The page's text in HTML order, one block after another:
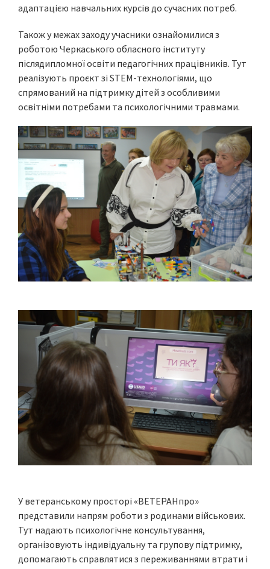
адаптацією навчальних курсів до сучасних потреб.
Також у межах заходу учасники ознайомилися з
роботою Черкаського обласного інституту
післядипломної освіти педагогічних працівників. Тут
реалізують проєкт зі STEM-технологіями, що
спрямований на підтримку дітей з особливими
освітніми потребами та психологічними травмами.
У ветеранському просторі «ВЕТЕРАНпро»
представили напрям роботи з родинами військових.
Тут надають психологічне консультування,
організовують індивідуальну та групову підтримку,
допомагають справлятися з переживаннями втрати і